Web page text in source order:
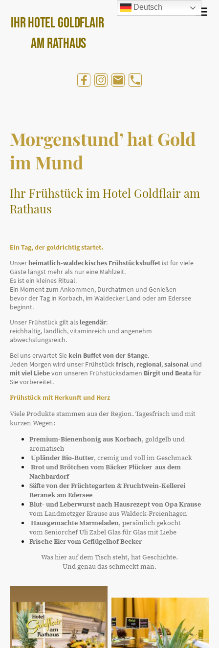
IHR Hotel Goldflair
am Rathaus
Morgenstund’ hat Gold
im Mund
Ihr Frühstück im Hotel Goldflair am
Rathaus
Ein Tag, der goldrichtig startet.
Unser heimatlich-waldeckisches Frühstücksbuffet ist für viele
Gäste längst mehr als nur eine Mahlzeit.
Es ist ein kleines Ritual.
Ein Moment zum Ankommen, Durchatmen und Genießen –
bevor der Tag in Korbach, im Waldecker Land oder am Edersee
beginnt.
Unser Frühstück gilt als legendär:
reichhaltig, ländlich, vitaminreich und angenehm
abwechslungsreich.
Bei uns erwartet Sie kein Buffet von der Stange.
Jeden Morgen wird unser Frühstückfrisch, regional,saisonal und
mit viel Liebevon unseren Frühstücksdamen Birgit und Beatafür
Sie vorbereitet.
Frühstück mit Herkunft und Herz
Viele Produkte stammen aus der Region. Tagesfrisch und mit
kurzen Wegen:
Premium-Bienenhonig aus Korbach, goldgelb und
aromatisch
Upländer Bio-Butter, cremig und voll im Geschmack
Brot und Brötchen vom Bäcker Plücker aus dem
Nachbardorf
Säfte von der Früchtegarten & Fruchtwein-Kellerei
Beranek am Edersee
Blut- und Leberwurst nach Hausrezept von Opa Krause
vom Landmetzger Krause aus Waldeck-Freienhagen
Hausgemachte Marmeladen, persönlich gekocht
vom Seniorchef Uli Zabel Glas für Glas mit Liebe
Frische Eier vom Geflügelhof Becker
Was hier auf dem Tisch steht, hat Geschichte.
Und genau das schmeckt man.
Deutsch